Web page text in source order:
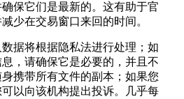
保它们是最新的。这有助于官
少在交易窗口来回的时间。
据将根据隐私法进行处理；如
，请确保它是必要的，并且不
携带所有文件的副本；如果您
以向该机构提出投诉。几乎每